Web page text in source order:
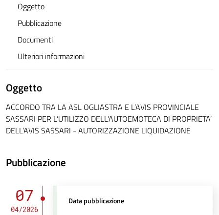
Oggetto
Pubblicazione
Documenti
Ulteriori informazioni
Oggetto
ACCORDO TRA LA ASL OGLIASTRA E L’AVIS PROVINCIALE
SASSARI PER L’UTILIZZO DELL’AUTOEMOTECA DI PROPRIETA’
DELL’AVIS SASSARI - AUTORIZZAZIONE LIQUIDAZIONE
Pubblicazione
07
04/2026
Data pubblicazione